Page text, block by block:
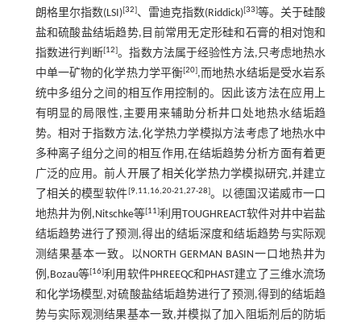
朗格里尔指数(LSI)[32]、雷迪克指数(Riddick)[33]等。关于硅酸
盐和硫酸盐结垢趋势,目前常用无定形硅和石膏的相对饱和
指数进行判断[12]。指数方法属于经验性方法,只考虑地热水
中单一矿物的化学热力学平衡[20],而地热水结垢是受水岩系
统中多组分之间的相互作用控制的。因此该方法在应用上
有明显的局限性,主要用来辅助分析井口处地热水结垢趋
势。相对于指数方法,化学热力学模拟方法考虑了地热水中
多种离子组分之间的相互作用,在结垢趋势分析方面有着更
广泛的应用。前人开展了相关化学热力学模拟研究,并建立
了相关的模型软件[9,11,16,20-21,27-28]。以德国汉诺威市一口
地热井为例,Nitschke等[11]利用TOUGHREACT软件对井中岩盐
结垢趋势进行了预测,得出的结垢深度和结垢趋势与实际观
测结果基本一致。以NORTH GERMAN BASIN一口地热井为
例,Bozau等[16]利用软件PHREEQC和PHAST建立了三维水流场
和化学场模型,对硫酸盐结垢趋势进行了预测,得到的结垢趋
势与实际观测结果基本一致,并模拟了加入阻垢剂后的防垢